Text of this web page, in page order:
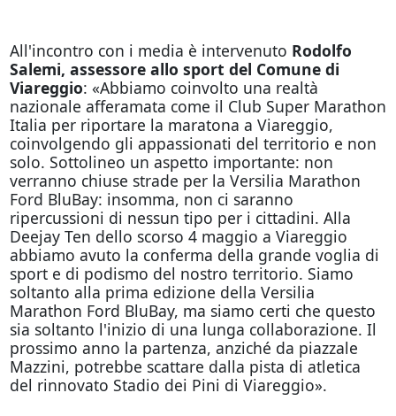
All'incontro con i media è intervenuto Rodolfo
Salemi, assessore allo sport del Comune di
Viareggio: «Abbiamo coinvolto una realtà
nazionale afferamata come il Club Super Marathon
Italia per riportare la maratona a Viareggio,
coinvolgendo gli appassionati del territorio e non
solo. Sottolineo un aspetto importante: non
verranno chiuse strade per la Versilia Marathon
Ford BluBay: insomma, non ci saranno
ripercussioni di nessun tipo per i cittadini. Alla
Deejay Ten dello scorso 4 maggio a Viareggio
abbiamo avuto la conferma della grande voglia di
sport e di podismo del nostro territorio. Siamo
soltanto alla prima edizione della Versilia
Marathon Ford BluBay, ma siamo certi che questo
sia soltanto l'inizio di una lunga collaborazione. Il
prossimo anno la partenza, anziché da piazzale
Mazzini, potrebbe scattare dalla pista di atletica
del rinnovato Stadio dei Pini di Viareggio».